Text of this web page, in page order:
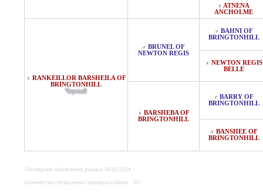
♀ ATNENA
ANCHOLME
♀ RANKEILLOR BARSHEILA OF
BRINGTONHILL
Черный
♂ BRUNEL OF
NEWTON REGIS
♂ BAHNI OF
BRINGTONHILL
♀ NEWTON REGIS
BELLE
♀ BARSHEBA OF
BRINGTONHILL
♂ BARRY OF
BRINGTONHILL
♀ BANSHEE OF
BRINGTONHILL
Последнее обновление данных 08.03.2024
Количество посещений страницы собаки - 767